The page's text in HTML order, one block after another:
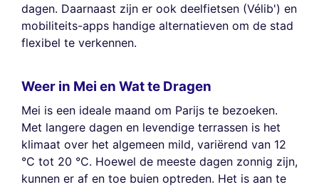
dagen. Daarnaast zijn er ook deelfietsen (Vélib') en
mobiliteits-apps handige alternatieven om de stad
flexibel te verkennen.
Weer in Mei en Wat te Dragen
Mei is een ideale maand om Parijs te bezoeken.
Met langere dagen en levendige terrassen is het
klimaat over het algemeen mild, variërend van 12
°C tot 20 °C. Hoewel de meeste dagen zonnig zijn,
kunnen er af en toe buien optreden. Het is aan te